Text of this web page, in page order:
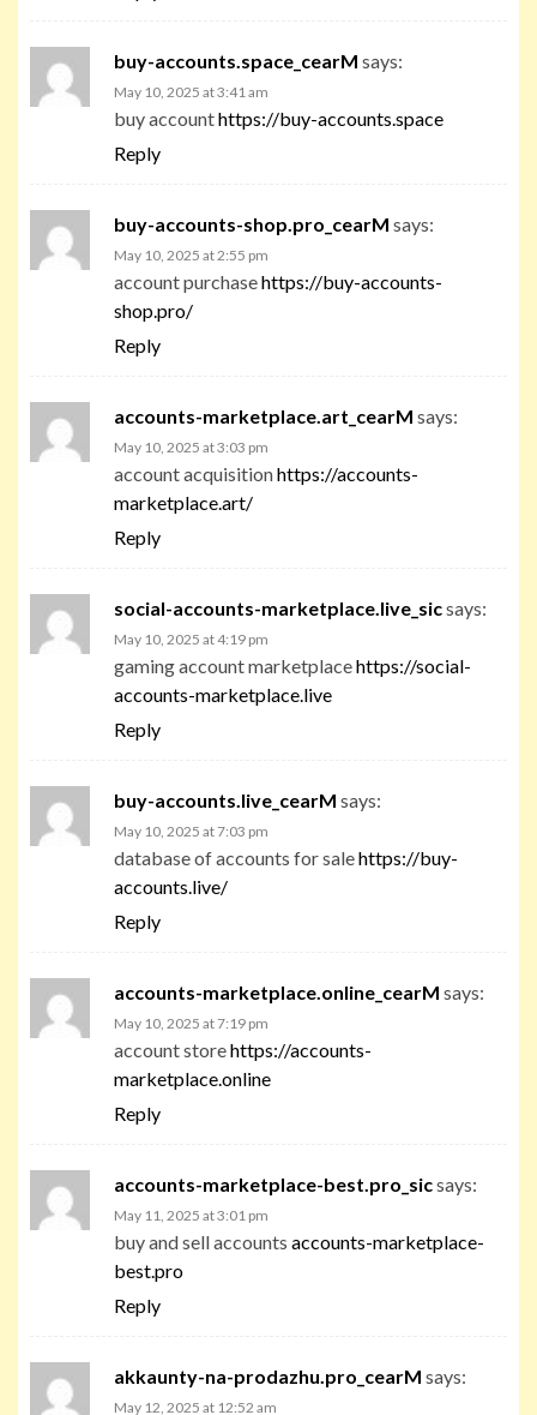
buy-accounts.space_cearM says:
May 10, 2025 at 3:41 am
buy accounthttps://buy-accounts.space
Reply
buy-accounts-shop.pro_cearM says:
May 10, 2025 at 2:55 pm
account purchasehttps://buy-accounts-
shop.pro/
Reply
accounts-marketplace.art_cearM says:
May 10, 2025 at 3:03 pm
account acquisitionhttps://accounts-
marketplace.art/
Reply
social-accounts-marketplace.live_sicsays:
May 10, 2025 at 4:19 pm
gaming account marketplacehttps://social-
accounts-marketplace.live
Reply
buy-accounts.live_cearM says:
May 10, 2025 at 7:03 pm
database of accounts for salehttps://buy-
accounts.live/
Reply
accounts-marketplace.online_cearM says:
May 10, 2025 at 7:19 pm
account storehttps://accounts-
marketplace.online
Reply
accounts-marketplace-best.pro_sicsays:
May 11, 2025 at 3:01 pm
buy and sell accounts accounts-marketplace-
best.pro
Reply
akkaunty-na-prodazhu.pro_cearM says:
May 12, 2025 at 12:52 am